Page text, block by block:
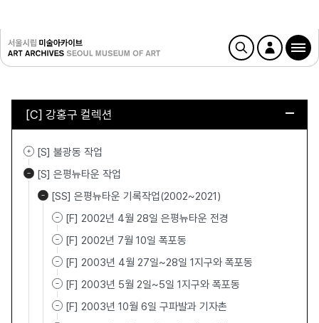
[C] 강홍구 컬렉션
[S] 불광동 작업
[S] 은평뉴타운 작업
[SS] 은평뉴타운 기록작업(2002~2021)
[F] 2002년 4월 28일 은평뉴타운 전경
[F] 2002년 7월 10일 폭포동
[F] 2003년 4월 27일~28일 1지구와 폭포동
[F] 2003년 5월 2일~5일 1지구와 폭포동
[F] 2003년 10월 6일 구파발과 기자촌